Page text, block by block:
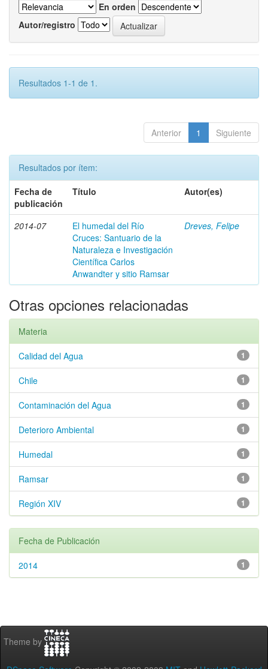
En orden
Autor/registro
Resultados 1-1 de 1.
Anterior 1 Siguiente
Resultados por ítem:
Fecha de
publicación
Título Autor(es)
2014-07
El humedal del Río
Cruces: Santuario de la
Naturaleza e Investigación
Científica Carlos
Anwandter y sitio Ramsar
Dreves, Felipe
Otras opciones relacionadas
Materia
1
Calidad del Agua
1
Chile
1
Contaminación del Agua
1
Deterioro Ambiental
1
Humedal
1
Ramsar
1
Región XIV
Fecha de Publicación
1
2014
Theme by